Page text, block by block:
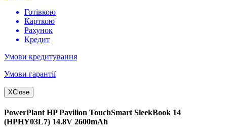
Готівкою
Карткою
Рахунок
Кредит
Умови кредитування
Умови гарантії
XClose
PowerPlant HP Pavilion TouchSmart SleekBook 14
(HPHY03L7) 14.8V 2600mAh